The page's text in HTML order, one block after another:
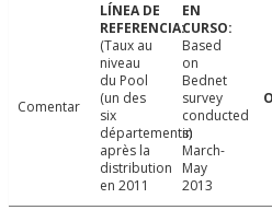
Comentar
(Taux au
niveau
du Pool
(un des
six
départements)
après la
distribution
en 2011
Based
on
Bednet
survey
conducted
in
March-
May
2013